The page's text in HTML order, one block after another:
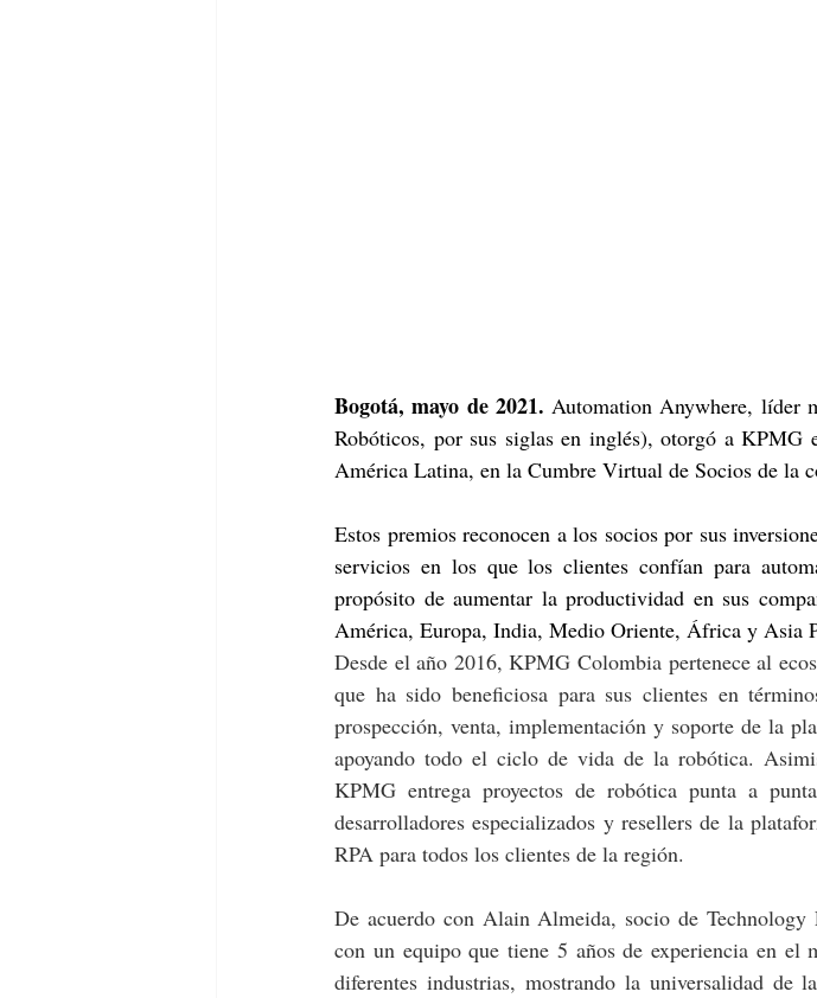
Bogotá, mayo de 2021. Automation Anywhere, líder
Robóticos, por sus siglas en inglés), otorgó a
América Latina, en la Cumbre Virtual de Socios de la
Estos premios reconocen a los socios por sus
servicios en los que los clientes confían para
propósito de aumentar la productividad en sus
América, Europa, India, Medio Oriente, África y Asia
Desde el año 2016, KPMG Colombia pertenece al
que ha sido beneficiosa para sus clientes en
prospección, venta, implementación y soporte de la
apoyando todo el ciclo de vida de la robótica.
KPMG entrega proyectos de robótica punta a
desarrolladores especializados y resellers de la
RPA para todos los clientes de la región.
De acuerdo con Alain Almeida, socio de
con un equipo que tiene 5 años de experiencia en el
diferentes industrias, mostrando la universalidad de